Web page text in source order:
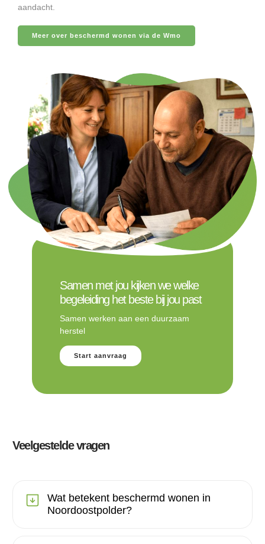
aandacht.
Meer over beschermd wonen via de Wmo
Samen met jou kijken we welke
begeleiding het beste bij jou past
Samen werken aan een duurzaam
herstel
Start aanvraag
Veelgestelde vragen
Wat betekent beschermd wonen in
Noordoostpolder?